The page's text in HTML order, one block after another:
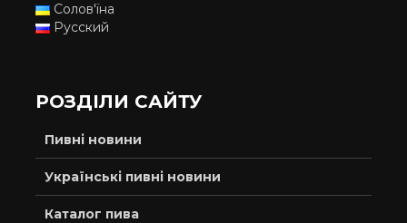
Солов'їна
Русский
РОЗДІЛИ САЙТУ
Пивні новини
Українські пивні новини
Каталог пива